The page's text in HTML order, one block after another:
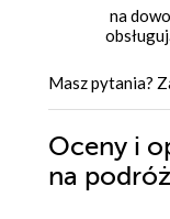
na
Masz pytania?
Oceny i
na